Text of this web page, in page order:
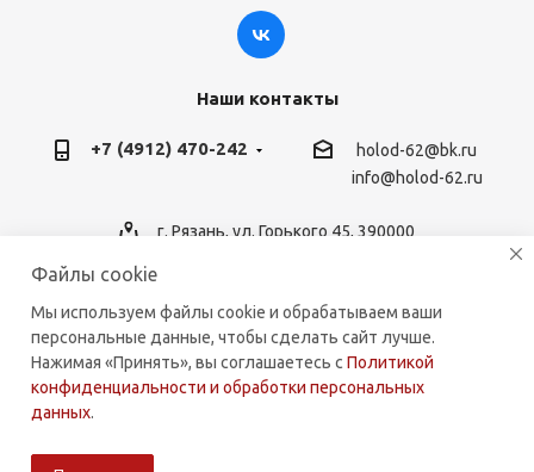
Наши контакты
+7 (4912) 470-242
holod-62@bk.ru
info@holod-62.ru
г. Рязань, ул. Горького 45, 390000
2026 © holod-62.ru. Комплектующие для бытовой и
коммерческой техники.
Файлы cookie
Мы используем файлы cookie и обрабатываем ваши
персональные данные, чтобы сделать сайт лучше.
Нажимая «Принять», вы соглашаетесь с Политикой
конфиденциальности и обработки персональных
данных.